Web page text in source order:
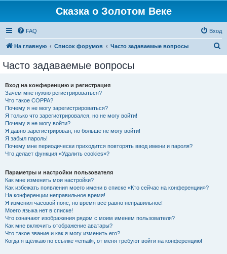
Сказка о Золотом Веке
FAQ Вход
На главную Список форумов Часто задаваемые вопросы
Часто задаваемые вопросы
Вход на конференцию и регистрация
Зачем мне нужно регистрироваться?
Что такое COPPA?
Почему я не могу зарегистрироваться?
Я только что зарегистрировался, но не могу войти!
Почему я не могу войти?
Я давно зарегистрирован, но больше не могу войти!
Я забыл пароль!
Почему мне периодически приходится повторять ввод имени и пароля?
Что делает функция «Удалить cookies»?
Параметры и настройки пользователя
Как мне изменить мои настройки?
Как избежать появления моего имени в списке «Кто сейчас на конференции»?
На конференции неправильное время!
Я изменил часовой пояс, но время всё равно неправильное!
Моего языка нет в списке!
Что означают изображения рядом с моим именем пользователя?
Как мне включить отображение аватары?
Что такое звание и как я могу изменить его?
Когда я щёлкаю по ссылке «email», от меня требуют войти на конференцию!